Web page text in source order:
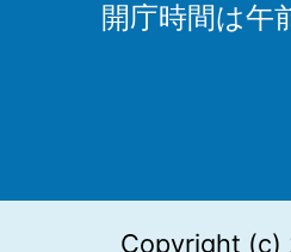
開庁時間は午
Copyright (c)